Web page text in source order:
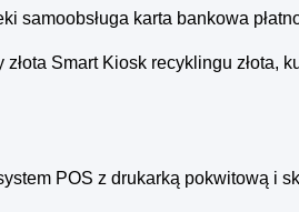
samoobsługa karta bankowa
Smart Kiosk recyklingu złota,
POS z drukarką pokwitową i